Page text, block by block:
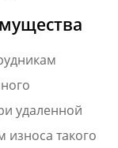
удаленной
износа такого